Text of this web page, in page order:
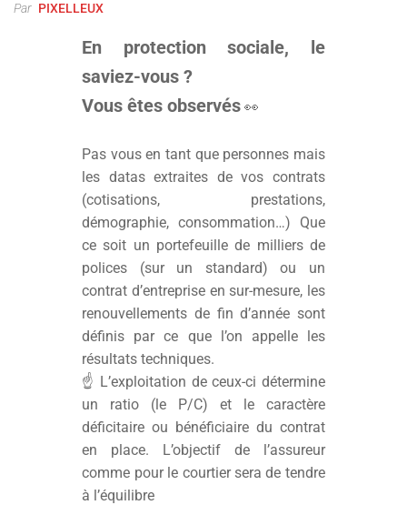
Par PIXELLEUX
En protection sociale, le
saviez-vous ?
Vous êtes observés 👀
Pas vous en tant que personnes mais
les datas extraites de vos contrats
(cotisations, prestations,
démographie, consommation…) Que
ce soit un portefeuille de milliers de
polices (sur un standard) ou un
contrat d’entreprise en sur-mesure, les
renouvellements de fin d’année sont
définis par ce que l’on appelle les
résultats techniques.
☝ L’exploitation de ceux-ci détermine
un ratio (le P/C) et le caractère
déficitaire ou bénéficiaire du contrat
en place. L’objectif de l’assureur
comme pour le courtier sera de tendre
à l’équilibre